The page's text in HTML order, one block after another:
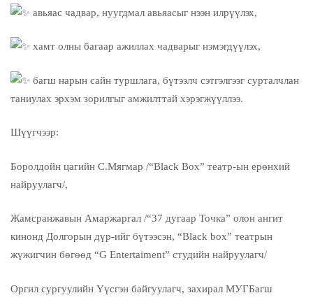
авьяас чадвар, нуугдмал авьяасыг нээн илрүүлэх,
хамт олны багаар ажиллах чадварыг нэмэгдүүлэх,
багш нарын сайн туршлага, бүтээлч сэтгэлгээг сурталчлан
таниулах эрхэм зорилгыг амжилттай хэрэгжүүллээ.
Шүүгчээр:
Боролдойн цагийн С.Мягмар /“Black Box” театр-ын ерөнхий
найруулагч/,
Жамсранжавын Амаржаргал /“37 дугаар Точка” олон ангит
кинонд Долгорын дүр-ийг бүтээсэн, “Black box” театрын
жүжигчин бөгөөд “G Entertaiment” студийн найруулагч/
Оргил сургуулийн Үүсгэн байгуулагч, захирал МУГБагш